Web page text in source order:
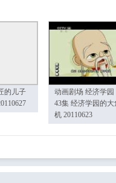
的儿子
动画剧场 经济学园
43集 经济学园的大
机 20110623